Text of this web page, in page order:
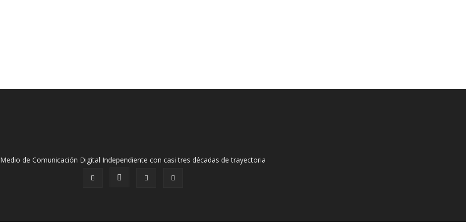
Medio de Comunicación Digital Independiente con casi tres décadas de trayectoria